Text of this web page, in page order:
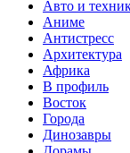
Авто и
Аниме
Антистресс
Архитектура
Африка
В профиль
Восток
Города
Динозавры